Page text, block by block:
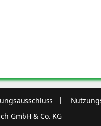
GmbH & Co. KG